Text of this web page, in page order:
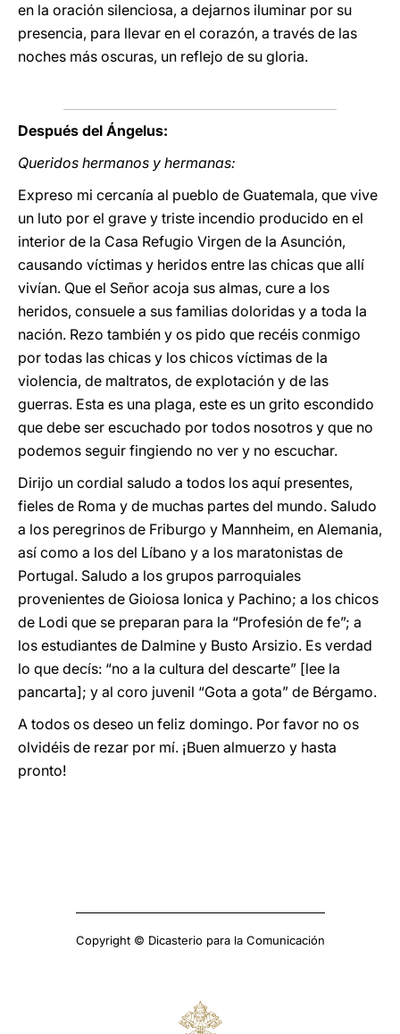
en la oración silenciosa, a dejarnos iluminar por su
presencia, para llevar en el corazón, a través de las
noches más oscuras, un reflejo de su gloria.
Después del Ángelus:
Queridos hermanos y hermanas:
Expreso mi cercanía al pueblo de Guatemala, que vive
un luto por el grave y triste incendio producido en el
interior de la Casa Refugio Virgen de la Asunción,
causando víctimas y heridos entre las chicas que allí
vivían. Que el Señor acoja sus almas, cure a los
heridos, consuele a sus familias doloridas y a toda la
nación. Rezo también y os pido que recéis conmigo
por todas las chicas y los chicos víctimas de la
violencia, de maltratos, de explotación y de las
guerras. Esta es una plaga, este es un grito escondido
que debe ser escuchado por todos nosotros y que no
podemos seguir fingiendo no ver y no escuchar.
Dirijo un cordial saludo a todos los aquí presentes,
fieles de Roma y de muchas partes del mundo. Saludo
a los peregrinos de Friburgo y Mannheim, en Alemania,
así como a los del Líbano y a los maratonistas de
Portugal. Saludo a los grupos parroquiales
provenientes de Gioiosa Ionica y Pachino; a los chicos
de Lodi que se preparan para la “Profesión de fe”; a
los estudiantes de Dalmine y Busto Arsizio. Es verdad
lo que decís: “no a la cultura del descarte” [lee la
pancarta]; y al coro juvenil “Gota a gota” de Bérgamo.
A todos os deseo un feliz domingo. Por favor no os
olvidéis de rezar por mí. ¡Buen almuerzo y hasta
pronto!
Copyright © Dicasterio para la Comunicación